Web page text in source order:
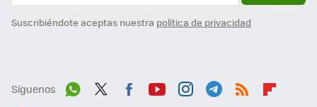
Suscribiéndote aceptas nuestra política de privacidad
Síguenos